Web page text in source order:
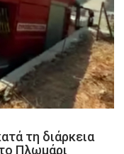
τη διάρκεια
Πλωμάρι